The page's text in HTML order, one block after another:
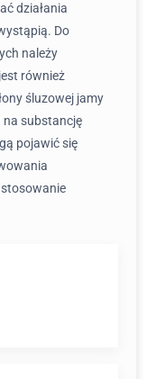
działania
Do
należy
również
śluzowej jamy
na substancję
pojawić się